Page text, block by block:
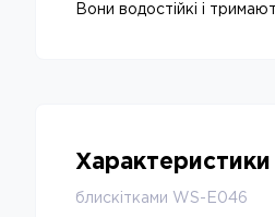
Вони водостійкі і
Характеристики
блискітками WS-E046